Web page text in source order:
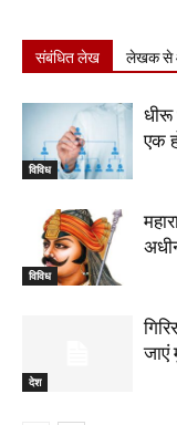
संबंधित लेख लेखक से
विविध
धीरू
एक
विविध
देश
जाएं